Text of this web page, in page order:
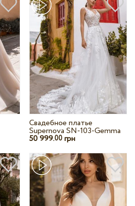
Свадебное платье
Supernova SN-103-Gemma
50 999.00 грн